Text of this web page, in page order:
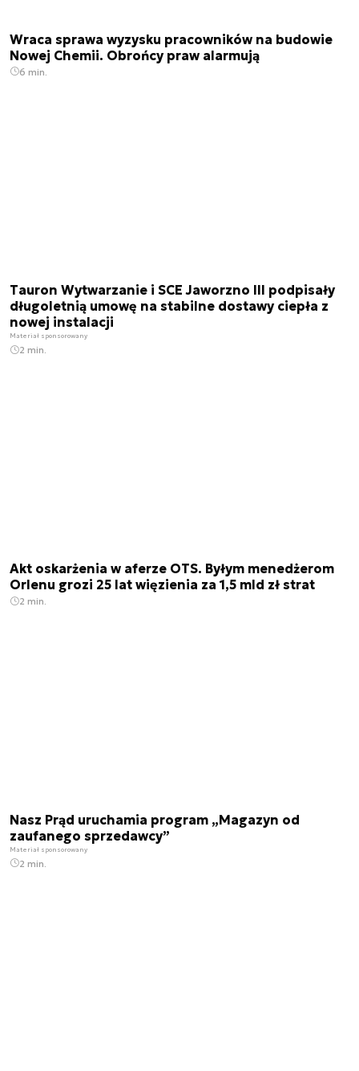
Wraca sprawa wyzysku pracowników na budowie
Nowej Chemii. Obrońcy praw alarmują
6 min.
Tauron Wytwarzanie i SCE Jaworzno III podpisały
długoletnią umowę na stabilne dostawy ciepła z
nowej instalacji
Materiał sponsorowany
2 min.
Akt oskarżenia w aferze OTS. Byłym menedżerom
Orlenu grozi 25 lat więzienia za 1,5 mld zł strat
2 min.
Nasz Prąd uruchamia program „Magazyn od
zaufanego sprzedawcy”
Materiał sponsorowany
2 min.